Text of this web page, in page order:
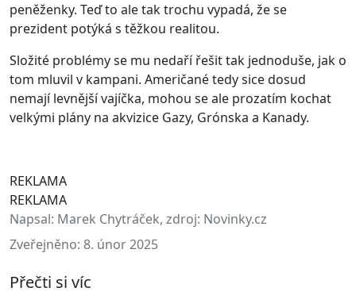
peněženky. Teď to ale tak trochu vypadá, že se
prezident potýká s těžkou realitou.
Složité problémy se mu nedaří řešit tak jednoduše, jak o
tom mluvil v kampani. Američané tedy sice dosud
nemají levnější vajíčka, mohou se ale prozatím kochat
velkými plány na akvizice Gazy, Grónska a Kanady.
REKLAMA
REKLAMA
Napsal: Marek Chytráček, zdroj: Novinky.cz
Zveřejněno: 8. únor 2025
Přečti si víc